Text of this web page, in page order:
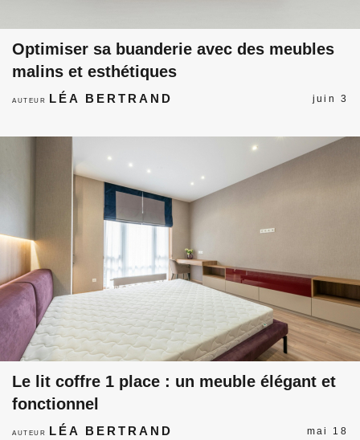
Optimiser sa buanderie avec des meubles
malins et esthétiques
AUTEUR LÉA BERTRAND juin 3
Le lit coffre 1 place : un meuble élégant et
fonctionnel
AUTEUR LÉA BERTRAND mai 18